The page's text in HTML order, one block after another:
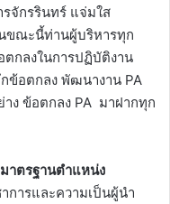
จักรรินทร์ แจ่มใส
ขณะนี้ท่านผู้บริหารทุก
กลงในการปฏิบัติงาน
ข้อตกลง พัฒนางาน PA
ง ข้อตกลง PA มาฝากทุก
าตรฐานตำแหน่ง
การและความเป็นผู้นำ